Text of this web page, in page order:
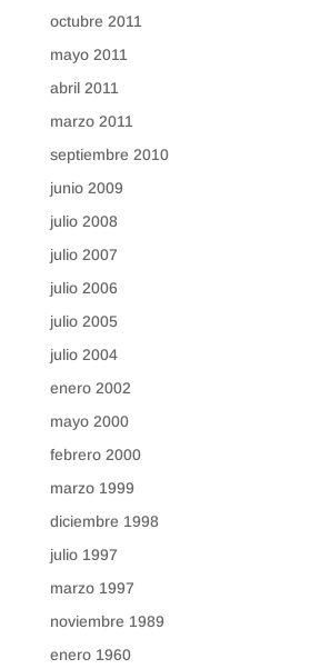
octubre 2011
mayo 2011
abril 2011
marzo 2011
septiembre 2010
junio 2009
julio 2008
julio 2007
julio 2006
julio 2005
julio 2004
enero 2002
mayo 2000
febrero 2000
marzo 1999
diciembre 1998
julio 1997
marzo 1997
noviembre 1989
enero 1960